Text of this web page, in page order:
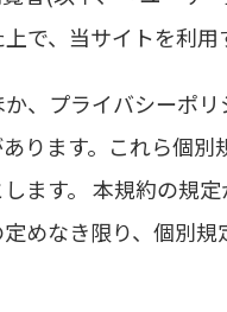
で、当サイトを利用
、プライバシーポ
ります。これら個
ます。 本規約の規
めなき限り、個別